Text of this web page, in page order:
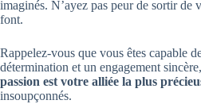
imaginés. N’ayez pas peur de sortir de
font.
Rappelez-vous que vous êtes capable
détermination et un engagement
passion est votre alliée la plus
insoupçonnés.